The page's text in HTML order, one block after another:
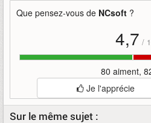
Que pensez-vous de NCsoft ?
4,7 /
80 aiment,
Je l'apprécie
Sur le même sujet :